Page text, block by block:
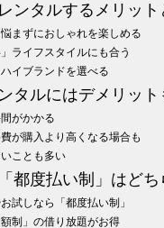
ンタルするメリット
まずにおしゃれを楽しめる
」ライフスタイルにも合う
イブランドを選べる
タルにはデメリット
がかかる
が購入より高くなる場合も
ことも多い
都度払い制」はどち
試しなら「都度払い制」
制」の借り放題がお得